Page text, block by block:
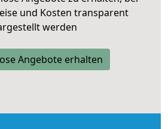
und Kosten transparent
werden
Angebote erhalten